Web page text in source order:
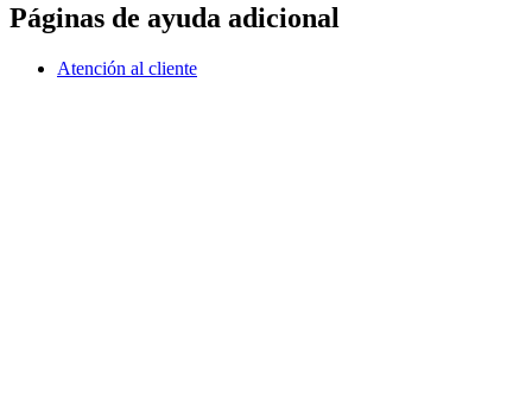
Páginas de ayuda adicional
Atención al cliente